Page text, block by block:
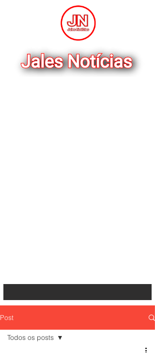
Post
Todos os posts